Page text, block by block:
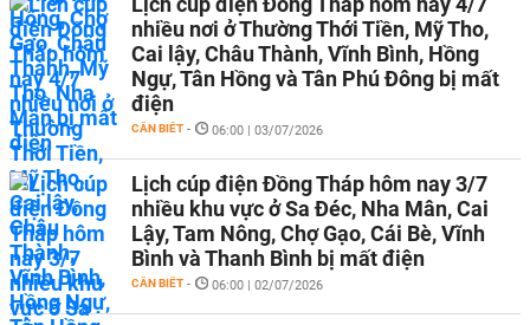
nhiều nơi ở Thường Thới Tiền, Mỹ Tho,
Cai lậy, Châu Thành, Vĩnh Bình, Hồng
Ngự, Tân Hồng và Tân Phú Đông bị mất
điện
CẦN BIẾT - 06:00 | 03/07/2026
Lịch cúp điện Đồng Tháp hôm nay 3/7
nhiều khu vực ở Sa Đéc, Nha Mân, Cai
Lậy, Tam Nông, Chợ Gạo, Cái Bè, Vĩnh
Bình và Thanh Bình bị mất điện
CẦN BIẾT - 06:00 | 02/07/2026